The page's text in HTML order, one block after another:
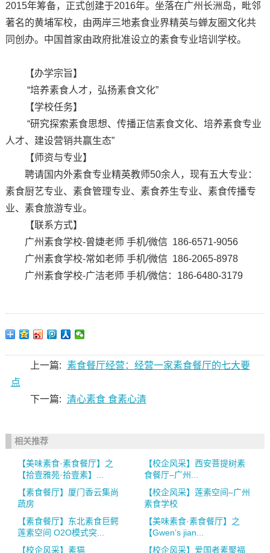
2015年筹备，正式创建于2016年。坐落在广州长洲岛，毗邻
著名的黄埔军校，由两岸三地素食业界精英与蝉友圈文化共
同创办。中国首家由政府批准设立的素食专业培训学校。
【办学宗旨】
“培养素食人才，弘扬素食文化”
【学校任务】
“研究探索素食思想、传播正信素食文化、培养素食专业
人才、建设营销共赢生态”
【师资与专业】
聘请国内外素食专业精英教师50余人，现有五大专业：
素食厨艺专业、素食管理专业、素食养生专业、素食传播专
业、素食旅游专业。
【联系方式】
广州素食学校-曾婕老师 手机/微信 186-6571-9056
广州素食学校-常如老师 手机/微信 186-2065-8978
广州素食学校-广洁老师 手机/微信：186-6480-3179
上一篇: 素食餐厅经营：经营一家素食餐厅的七大要
点
下一篇: 清心素食 食素心清
相关推荐
【美味素食·素食餐厅】之
【拾壹雅苑·拾壹素】...
【校企风采】西安菩提树素
食餐厅–广州...
【素食餐厅】厦门香云集尚
蔬房
【校企风采】莲素空间–广州
素食学校
【素食餐厅】东北素食巨鳄
莲素空间 O2O模式突...
【美味素食·素食餐厅】之
【Gwen’s jian...
【校企风采】素猫
【校企风采】爱国者素聚福